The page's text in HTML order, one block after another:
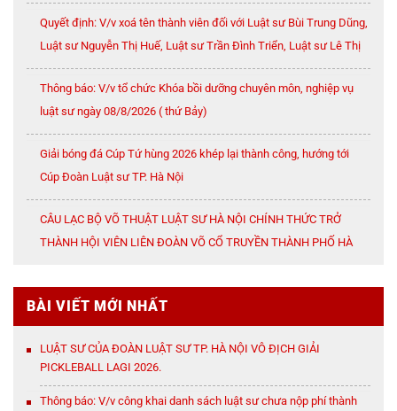
Quyết định: V/v xoá tên thành viên đối với Luật sư Bùi Trung Dũng,
Luật sư Nguyễn Thị Huế, Luật sư Trần Đình Triển, Luật sư Lê Thị
Oanh
Thông báo: V/v tổ chức Khóa bồi dưỡng chuyên môn, nghiệp vụ
luật sư ngày 08/8/2026 ( thứ Bảy)
Giải bóng đá Cúp Tứ hùng 2026 khép lại thành công, hướng tới
Cúp Đoàn Luật sư TP. Hà Nội
CÂU LẠC BỘ VÕ THUẬT LUẬT SƯ HÀ NỘI CHÍNH THỨC TRỞ
THÀNH HỘI VIÊN LIÊN ĐOÀN VÕ CỔ TRUYỀN THÀNH PHỐ HÀ
BÀI VIẾT MỚI NHẤT
LUẬT SƯ CỦA ĐOÀN LUẬT SƯ TP. HÀ NỘI VÔ ĐỊCH GIẢI
PICKLEBALL LAGI 2026.
Thông báo: V/v công khai danh sách luật sư chưa nộp phí thành